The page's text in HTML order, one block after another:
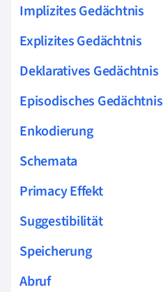
Implizites Gedächtnis
Explizites Gedächtnis
Deklaratives Gedächtnis
Episodisches Gedächtnis
Enkodierung
Schemata
Primacy Effekt
Suggestibilität
Speicherung
Abruf